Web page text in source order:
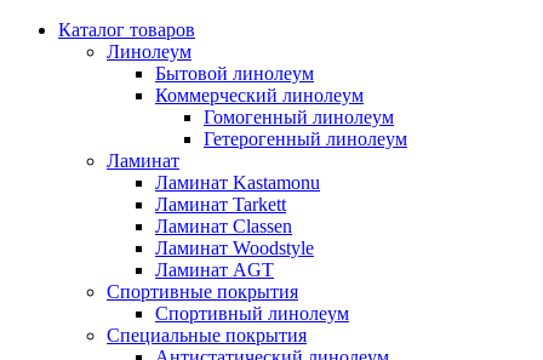
Каталог товаров
Линолеум
Бытовой линолеум
Коммерческий линолеум
Гомогенный линолеум
Гетерогенный линолеум
Ламинат
Ламинат Kastamonu
Ламинат Tarkett
Ламинат Classen
Ламинат Woodstyle
Ламинат AGT
Спортивные покрытия
Спортивный линолеум
Специальные покрытия